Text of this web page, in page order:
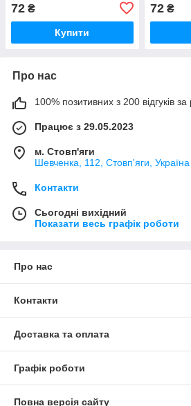
72 ₴
Купити
72₴
Про нас
100% позитивних з 200 відгуків за
Працює з 29.05.2023
м. Стовп'яги
Шевченка, 112, Стовп'яги, Україна
Контакти
Сьогодні вихідний
Показати весь графік роботи
Про нас
Контакти
Доставка та оплата
Графік роботи
Повна версія сайту